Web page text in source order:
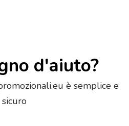
d'aiuto?
è semplice e
sicuro